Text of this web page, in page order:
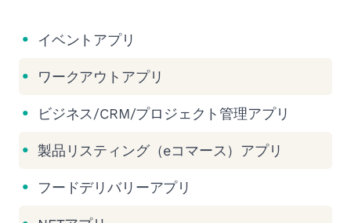
イベントアプリ
ワークアウトアプリ
ビジネス/CRM/プロジェクト管理アプリ
製品リスティング（eコマース）アプリ
フードデリバリーアプリ